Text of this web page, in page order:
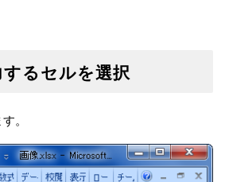
するセルを選択
。